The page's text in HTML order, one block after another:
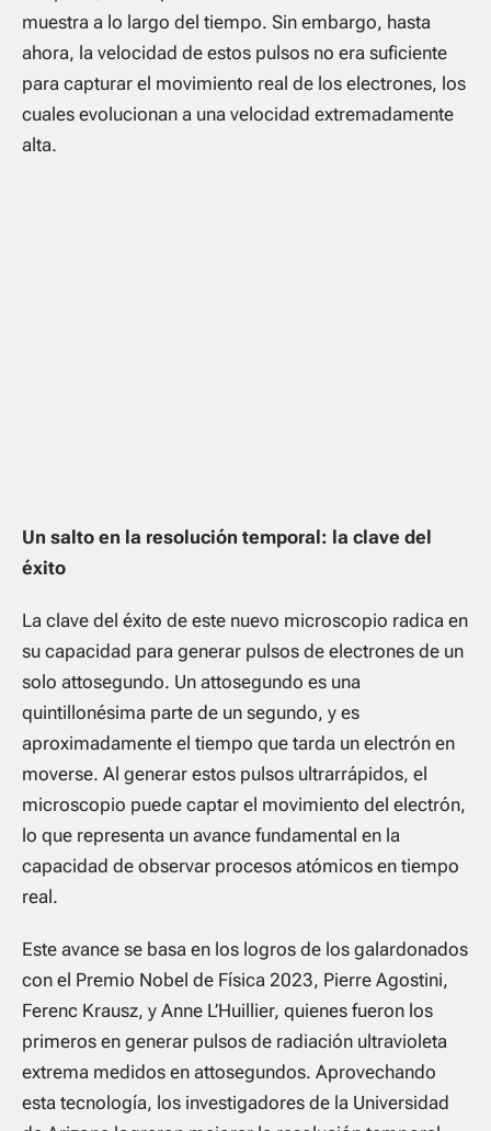
muestra a lo largo del tiempo. Sin embargo, hasta
ahora, la velocidad de estos pulsos no era suficiente
para capturar el movimiento real de los electrones, los
cuales evolucionan a una velocidad extremadamente
alta.
Un salto en la resolución temporal: la clave del
éxito
La clave del éxito de este nuevo microscopio radica en
su capacidad para generar pulsos de electrones de un
solo attosegundo. Un attosegundo es una
quintillonésima parte de un segundo, y es
aproximadamente el tiempo que tarda un electrón en
moverse. Al generar estos pulsos ultrarrápidos, el
microscopio puede captar el movimiento del electrón,
lo que representa un avance fundamental en la
capacidad de observar procesos atómicos en tiempo
real.
Este avance se basa en los logros de los galardonados
con el Premio Nobel de Física 2023, Pierre Agostini,
Ferenc Krausz, y Anne L’Huillier, quienes fueron los
primeros en generar pulsos de radiación ultravioleta
extrema medidos en attosegundos. Aprovechando
esta tecnología, los investigadores de la Universidad